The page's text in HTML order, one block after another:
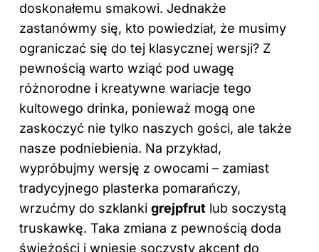
doskonałemu smakowi. Jednakże
zastanówmy się, kto powiedział, że musimy
ograniczać się do tej klasycznej wersji? Z
pewnością warto wziąć pod uwagę
różnorodne i kreatywne wariacje tego
kultowego drinka, ponieważ mogą one
zaskoczyć nie tylko naszych gości, ale także
nasze podniebienia. Na przykład,
wypróbujmy wersję z owocami – zamiast
tradycyjnego plasterka pomarańczy,
wrzućmy do szklanki grejpfrut lub soczystą
truskawkę. Taka zmiana z pewnością doda
świeżości i wniesie soczysty akcent do